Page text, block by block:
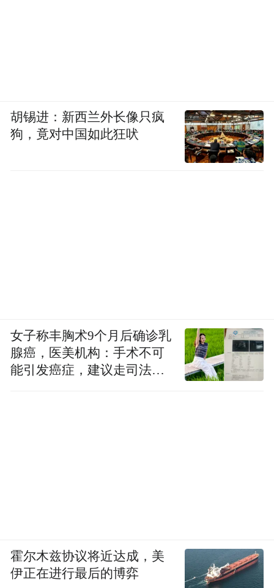
胡锡进：新西兰外长像只疯
狗，竟对中国如此狂吠
女子称丰胸术9个月后确诊乳
腺癌，医美机构：手术不可
能引发癌症，建议走司法途
霍尔木兹协议将近达成，美
伊正在进行最后的博弈